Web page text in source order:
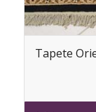
Tapete